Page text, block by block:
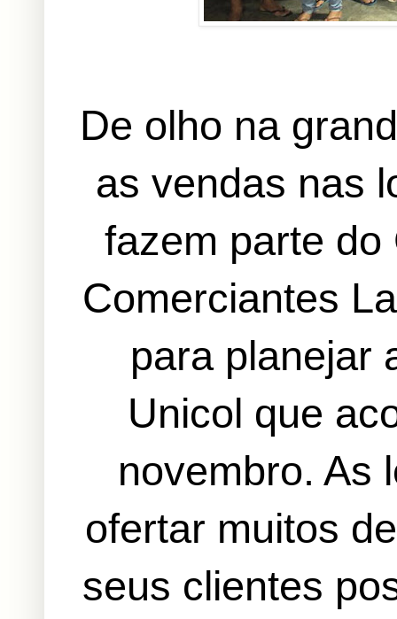
De olho na
as vendas nas
fazem parte
Comerciantes
para planejar
Unicol que
novembro. As
ofertar muitos
seus clientes